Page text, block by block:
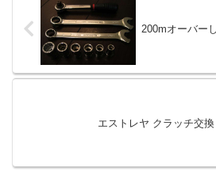
200mオーバー
エストレヤ クラッチ交換